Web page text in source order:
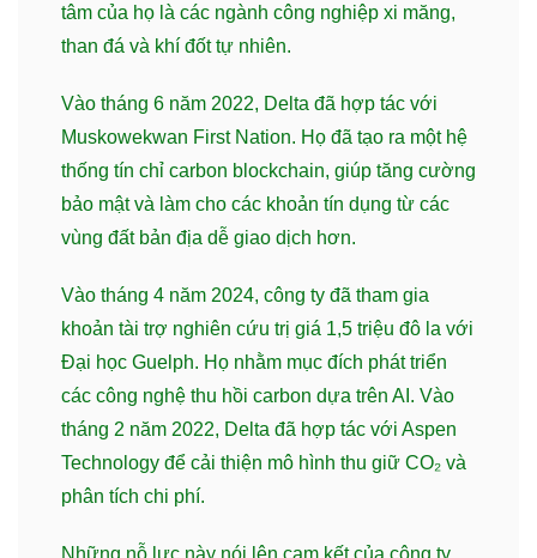
tâm của họ là các ngành công nghiệp xi măng,
than đá và khí đốt tự nhiên.
Vào tháng 6 năm 2022, Delta đã hợp tác với
Muskowekwan First Nation. Họ đã tạo ra một hệ
thống tín chỉ carbon blockchain, giúp tăng cường
bảo mật và làm cho các khoản tín dụng từ các
vùng đất bản địa dễ giao dịch hơn.
Vào tháng 4 năm 2024, công ty đã tham gia
khoản tài trợ nghiên cứu trị giá 1,5 triệu đô la với
Đại học Guelph. Họ nhằm mục đích phát triển
các công nghệ thu hồi carbon dựa trên AI. Vào
tháng 2 năm 2022, Delta đã hợp tác với Aspen
Technology để cải thiện mô hình thu giữ CO₂ và
phân tích chi phí.